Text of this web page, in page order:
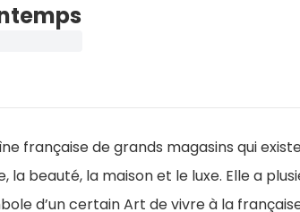
française de grands magasins qui
la beauté, la maison et le luxe. Elle a
d’un certain Art de vivre à la